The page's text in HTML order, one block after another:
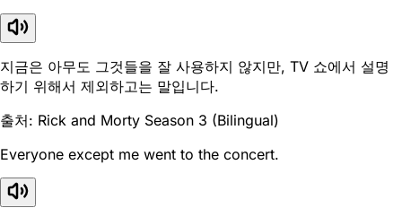
지금은 아무도 그것들을 잘 사용하지 않지만, TV 쇼에서 설명
하기 위해서 제외하고는 말입니다.
출처: Rick and Morty Season 3 (Bilingual)
Everyone except me went to the concert.